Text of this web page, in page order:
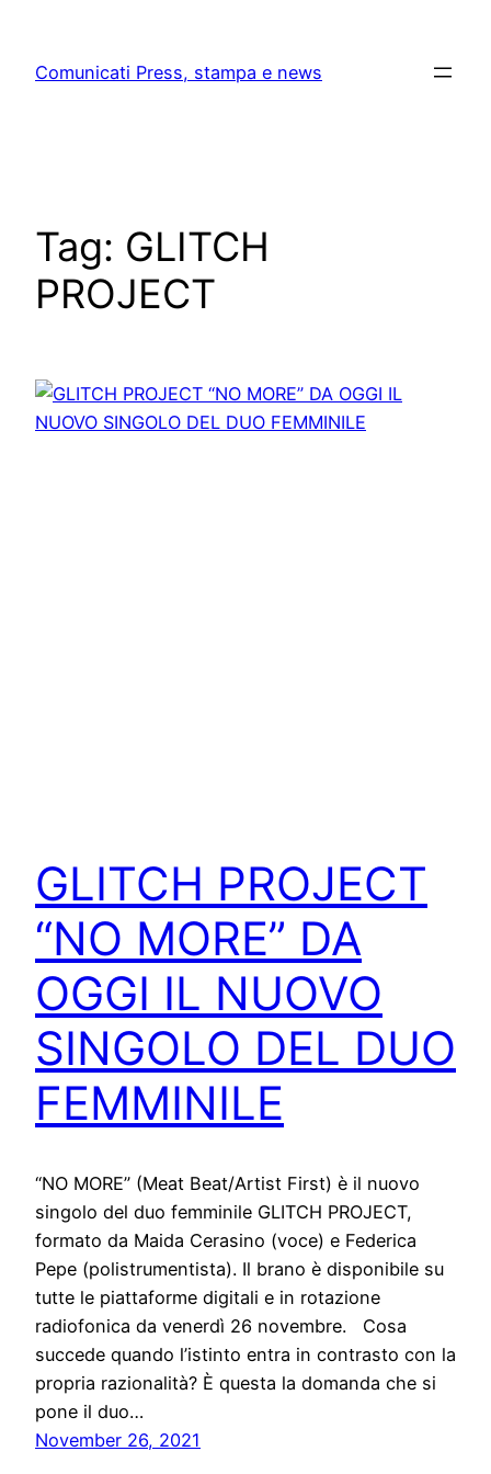
content
Comunicati Press, stampa e news
Tag: GLITCH
PROJECT
GLITCH PROJECT
“NO MORE” DA
OGGI IL NUOVO
SINGOLO DEL DUO
FEMMINILE
“NO MORE” (Meat Beat/Artist First) è il nuovo
singolo del duo femminile GLITCH PROJECT,
formato da Maida Cerasino (voce) e Federica
Pepe (polistrumentista). Il brano è disponibile su
tutte le piattaforme digitali e in rotazione
radiofonica da venerdì 26 novembre. Cosa
succede quando l’istinto entra in contrasto con la
propria razionalità? È questa la domanda che si
pone il duo…
November 26, 2021